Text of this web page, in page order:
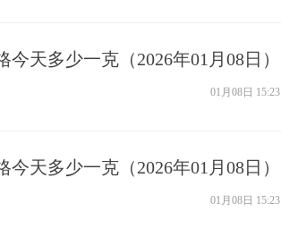
天多少一克（2026年01月08日）
01月08日 15:23
天多少一克（2026年01月08日）
01月08日 15:23